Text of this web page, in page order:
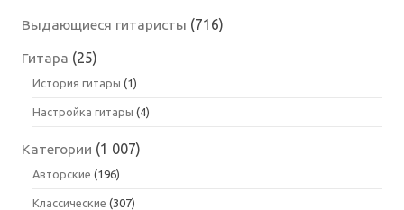
Выдающиеся гитаристы (716)
Гитара (25)
История гитары (1)
Настройка гитары (4)
Категории (1 007)
Авторские (196)
Классические (307)